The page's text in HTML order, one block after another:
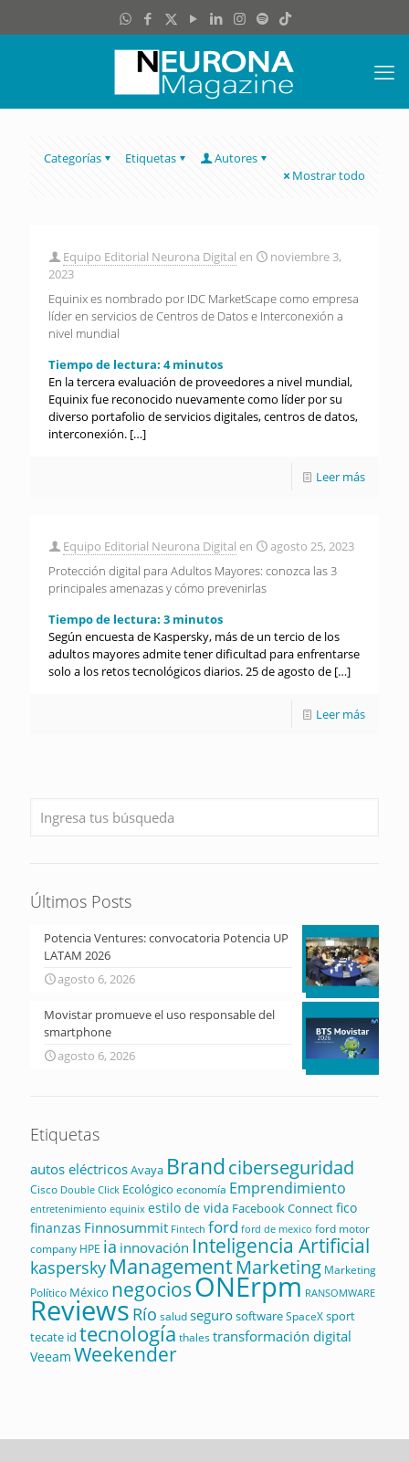
Categorías Etiquetas
Autores
Mostrar todo
Equipo Editorial Neurona Digital en
noviembre 3,
2023
Equinix es nombrado por IDC MarketScape como empresa
líder en servicios de Centros de Datos e Interconexión a
nivel mundial
Tiempo de lectura: 4 minutos
En la tercera evaluación de proveedores a nivel mundial,
Equinix fue reconocido nuevamente como líder por su
diverso portafolio de servicios digitales, centros de datos,
interconexión. […]
Leer más
Equipo Editorial Neurona Digital en
agosto 25, 2023
Protección digital para Adultos Mayores: conozca las 3
principales amenazas y cómo prevenirlas
Tiempo de lectura: 3 minutos
Según encuesta de Kaspersky, más de un tercio de los
adultos mayores admite tener dificultad para enfrentarse
solo a los retos tecnológicos diarios. 25 de agosto de […]
Leer más
Últimos Posts
Potencia Ventures: convocatoria Potencia UP
LATAM 2026
agosto 6, 2026
Movistar promueve el uso responsable del
smartphone
agosto 6, 2026
Etiquetas
autos eléctricosAvaya Brandciberseguridad
Cisco Double Click Ecológico economía Emprendimiento
entretenimiento equinix estilo de vida Facebook Connectfico
finanzas Finnosummit Fintech ford ford de mexico ford motor
company HPE ia innovación Inteligencia Artificial
kaspersky ManagementMarketing Marketing
Político México negociosONErpm RANSOMWARE
Reviews Río saludsegurosoftwareSpaceXsport
tecate id tecnología thalestransformación digital
Veeam Weekender